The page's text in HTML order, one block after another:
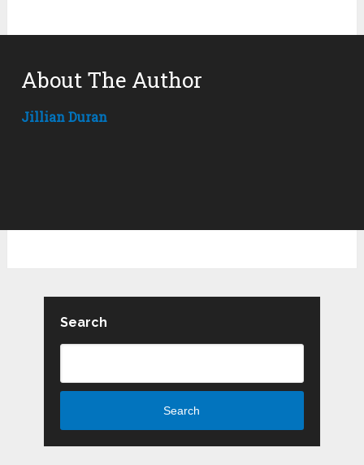
About The Author
Jillian Duran
Search
Search